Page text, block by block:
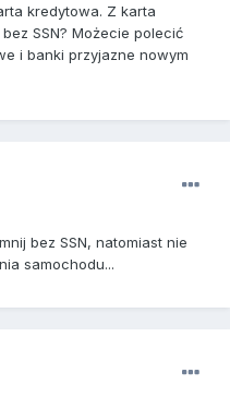
kredytowa. Z karta
SSN? Możecie polecić
i banki przyjazne nowym
bez SSN, natomiast nie
samochodu...